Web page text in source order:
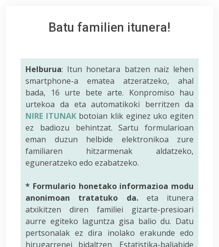
Batu familien itunera!
Helburua: Itun honetara batzen naiz lehen
smartphone-a ematea atzeratzeko, ahal
bada, 16 urte bete arte. Konpromiso hau
urtekoa da eta automatikoki berritzen da
NIRE ITUNAKbotoian klik eginez uko egiten
ez badiozu behintzat. Sartu formularioan
eman duzun helbide elektronikoa zure
familiaren hitzarmenak aldatzeko,
eguneratzeko edo ezabatzeko.
* Formulario honetako informazioa modu
anonimoan tratatuko da.eta itunera
atxikitzen diren familiei gizarte-presioari
aurre egiteko laguntza gisa balio du. Datu
pertsonalak ez dira inolako erakunde edo
hirugarrenei bidaltzen. Estatistika-baliabide